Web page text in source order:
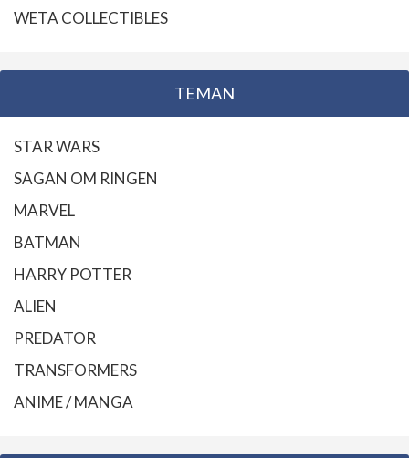
WETA COLLECTIBLES
TEMAN
STAR WARS
SAGAN OM RINGEN
MARVEL
BATMAN
HARRY POTTER
ALIEN
PREDATOR
TRANSFORMERS
ANIME / MANGA